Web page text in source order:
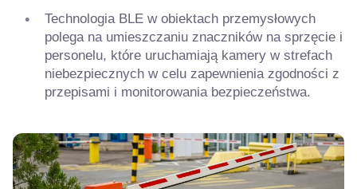
Technologia BLE w obiektach przemysłowych
polega na umieszczaniu znaczników na sprzęcie i
personelu, które uruchamiają kamery w strefach
niebezpiecznych w celu zapewnienia zgodności z
przepisami i monitorowania bezpieczeństwa.